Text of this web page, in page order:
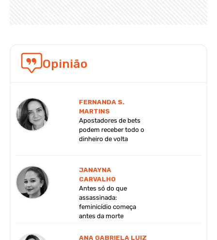
Opinião
FERNANDA S.
MARTINS
Apostadores de bets
podem receber todo o
dinheiro de volta
JANAYNA
CARVALHO
Antes só do que
assassinada:
feminicídio começa
antes da morte
ANA GABRIELA LUIZ